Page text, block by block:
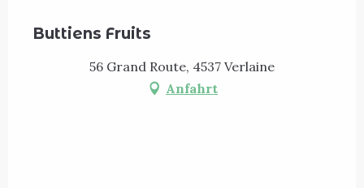
Buttiens Fruits
56 Grand Route, 4537 Verlaine
Anfahrt